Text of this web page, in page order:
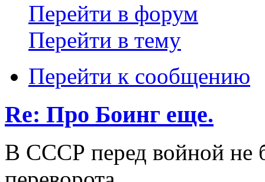
Перейти в форум
Перейти в тему
Перейти к сообщению
Re: Про Боинг еще.
В СССР перед войной не